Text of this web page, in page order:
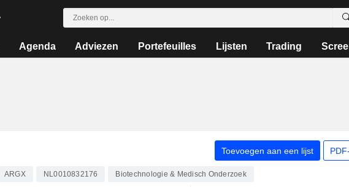
Agenda Adviezen Portefeuilles Lijsten Trading
Toevoegen aan een lijst
ARGX NL0010832176 Biotechnologie & Medisch Onderzoek